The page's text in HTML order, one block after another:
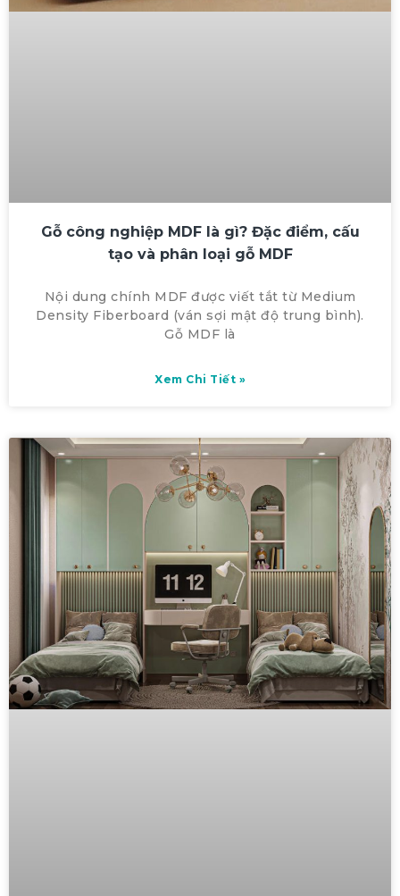
Gỗ công nghiệp MDF là gì? Đặc điểm, cấu
tạo và phân loại gỗ MDF
Nội dung chính MDF được viết tắt từ Medium
Density Fiberboard (ván sợi mật độ trung bình).
Gỗ MDF là
Xem Chi Tiết »